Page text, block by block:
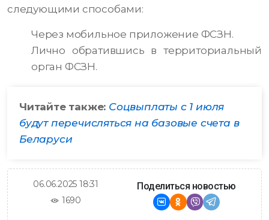
следующими способами:
Через мобильное приложение ФСЗН.
Лично обратившись в территориальный
орган ФСЗН.
Читайте также: Соцвыплаты с 1 июля
будут перечисляться на базовые счета в
Беларуси
06.06.2025 18:31
1690
Поделиться новостью